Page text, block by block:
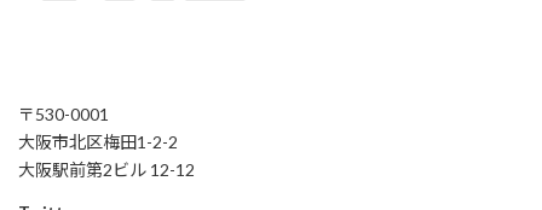
〒530-0001
大阪市北区梅田1-2-2
大阪駅前第2ビル 12-12